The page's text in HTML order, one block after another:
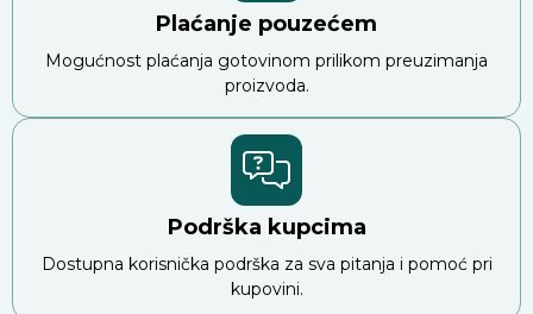
Plaćanje pouzećem
Mogućnost plaćanja gotovinom prilikom preuzimanja
proizvoda.
Podrška kupcima
Dostupna korisnička podrška za sva pitanja i pomoć pri
kupovini.